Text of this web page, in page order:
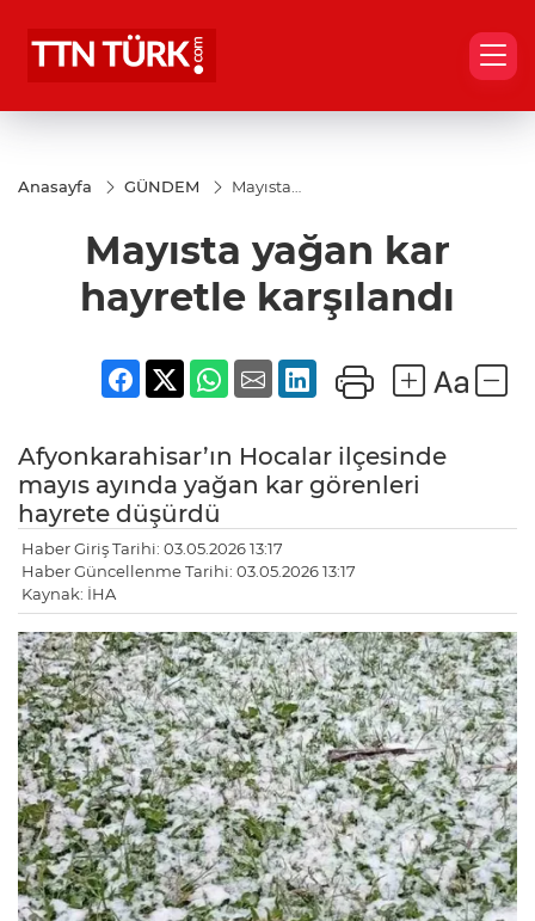
Anasayfa GÜNDEM
Mayısta
karşılandı
Mayısta yağan kar
hayretle karşılandı
Afyonkarahisar’ın Hocalar ilçesinde
mayıs ayında yağan kar görenleri
hayrete düşürdü
Haber Giriş Tarihi: 03.05.2026 13:17
Haber Güncellenme Tarihi: 03.05.2026 13:17
Kaynak: İHA